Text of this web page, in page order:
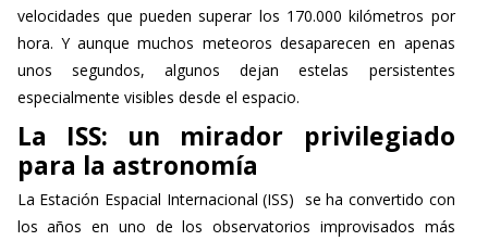
velocidades que pueden superar los 170.000 kilómetros por
hora. Y aunque muchos meteoros desaparecen en apenas
unos segundos, algunos dejan estelas persistentes
especialmente visibles desde el espacio.
La ISS: un mirador privilegiado
para la astronomía
La Estación Espacial Internacional (ISS) se ha convertido con
los años en uno de los observatorios improvisados más